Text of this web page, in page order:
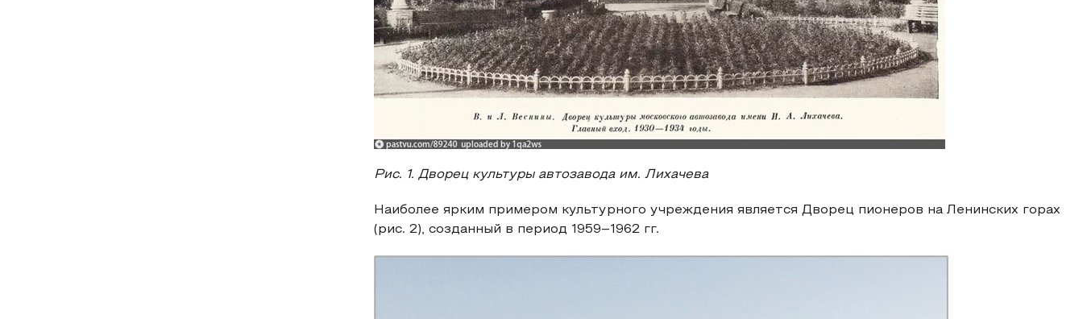
Рис. 1. Дворец культуры автозавода им. Лихачева
Наиболее ярким примером культурного учреждения является Дворец пионеров на Ленинских горах
(рис. 2), созданный в период 1959–1962 гг.